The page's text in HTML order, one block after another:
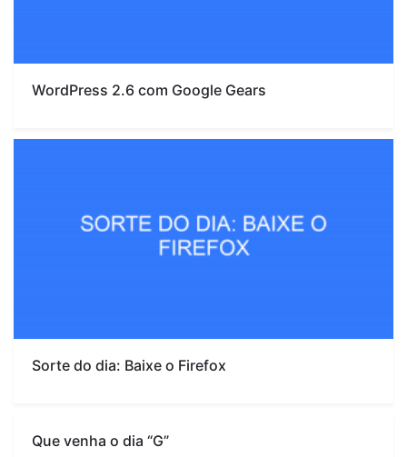
WordPress 2.6 com Google Gears
Sorte do dia: Baixe o Firefox
Que venha o dia “G”